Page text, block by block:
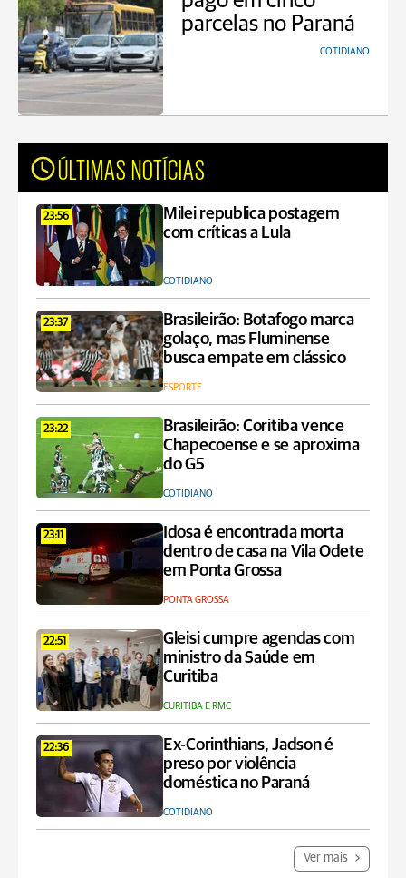
parcelas no Paraná
COTIDIANO
ÚLTIMAS NOTÍCIAS
23:56
Milei republica postagem
com críticas a Lula
COTIDIANO
23:37
Brasileirão: Botafogo marca
golaço, mas Fluminense
busca empate em clássico
ESPORTE
23:22
Brasileirão: Coritiba vence
Chapecoense e se aproxima
do G5
COTIDIANO
23:11
Idosa é encontrada morta
dentro de casa na Vila Odete
em Ponta Grossa
PONTA GROSSA
22:51
Gleisi cumpre agendas com
ministro da Saúde em
Curitiba
CURITIBA E RMC
22:36
Ex-Corinthians, Jadson é
preso por violência
doméstica no Paraná
COTIDIANO
Ver mais